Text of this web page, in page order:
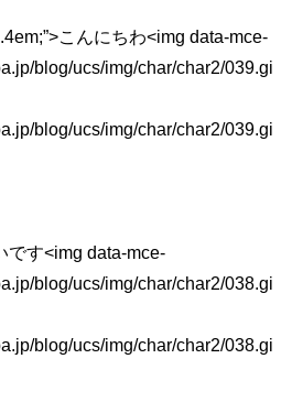
C
h
m
bl
p
e
こんにちわ<img data-mce-
blog/ucs/img/char/char2/039.gi
blog/ucs/img/char/char2/039.gi
です<img data-mce-
blog/ucs/img/char/char2/038.gi
blog/ucs/img/char/char2/038.gi